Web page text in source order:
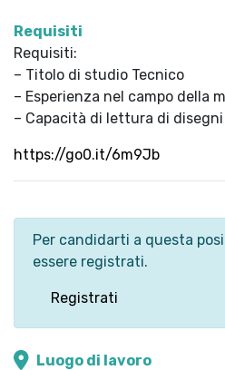
Requisiti
Requisiti:
– Titolo di studio Tecnico
– Esperienza nel campo della
– Capacità di lettura di
https://go0.it/6m9Jb
Per candidarti a questa
essere registrati.
Registrati
Luogo di lavoro